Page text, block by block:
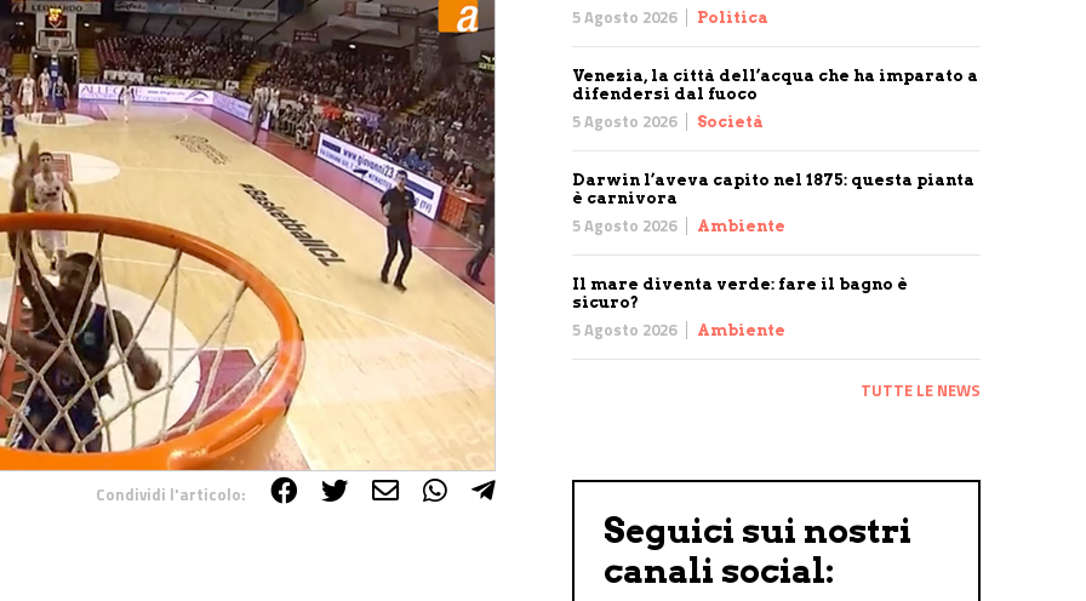
Condividi l'articolo:
5 Agosto 2026 Politica
Venezia, la città dell’acqua che ha imparato a
difendersi dal fuoco
5 Agosto 2026 Società
Darwin l’aveva capito nel 1875: questa pianta
è carnivora
5 Agosto 2026 Ambiente
Il mare diventa verde: fare il bagno è
sicuro?
5 Agosto 2026 Ambiente
TUTTE LE NEWS
Seguici sui nostri
canali social: